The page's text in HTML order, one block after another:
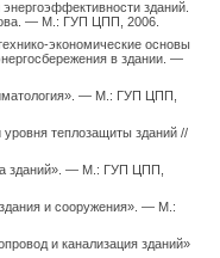
зданий.
— М.: ГУП ЦПП, 2006.
экономические основы
в здании. —
— М.: ГУП ЦПП,
теплозащиты зданий //
зданий». — М.: ГУП ЦПП,
и сооружения». — М.:
и канализация зданий»